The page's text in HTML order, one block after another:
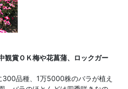
観賞ＯＫ梅や花菖蒲、ロックガー
品種、1万5000株のバラが植え